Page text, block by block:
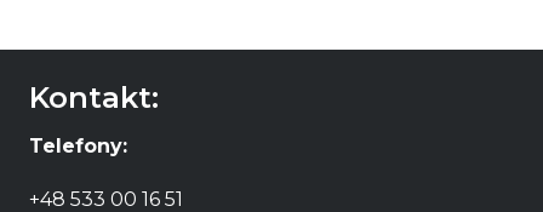
Kontakt:
Telefony:
+48 533 00 16 51